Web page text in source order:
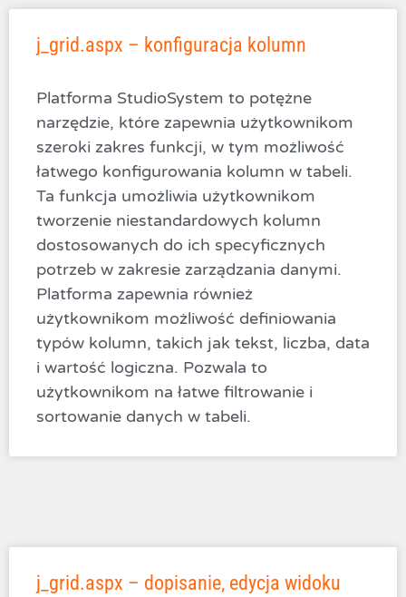
j_grid.aspx – konfiguracja kolumn
Platforma StudioSystem to potężne
narzędzie, które zapewnia użytkownikom
szeroki zakres funkcji, w tym możliwość
łatwego konfigurowania kolumn w tabeli.
Ta funkcja umożliwia użytkownikom
tworzenie niestandardowych kolumn
dostosowanych do ich specyficznych
potrzeb w zakresie zarządzania danymi.
Platforma zapewnia również
użytkownikom możliwość definiowania
typów kolumn, takich jak tekst, liczba, data
i wartość logiczna. Pozwala to
użytkownikom na łatwe filtrowanie i
sortowanie danych w tabeli.
j_grid.aspx – dopisanie, edycja widoku